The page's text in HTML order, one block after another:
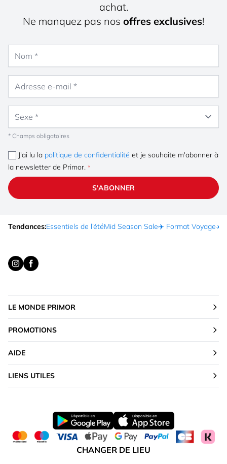
achat.
Ne manquez pas nos offres exclusives!
* Champs obligatoires
J'ai lu la politique de confidentialité et je souhaite m'abonner à
la newsletter de Primor.
S'ABONNER
Tendances:Essentiels de l’étéMid Season Sale✈️ Format Voyage☀️
LE MONDE PRIMOR
PROMOTIONS
AIDE
LIENS UTILES
CHANGER DE LIEU